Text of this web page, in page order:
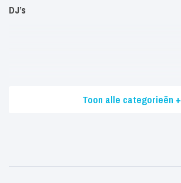
DJ’s
Toon alle categorieën +